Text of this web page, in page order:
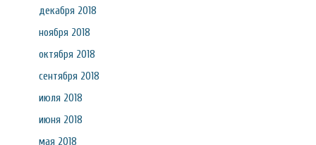
декабря 2018
ноября 2018
октября 2018
сентября 2018
июля 2018
июня 2018
мая 2018